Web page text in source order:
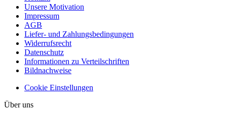
Unsere Motivation
Impressum
AGB
Liefer- und Zahlungsbedingungen
Widerrufsrecht
Datenschutz
Informationen zu Verteilschriften
Bildnachweise
Cookie Einstellungen
Über uns